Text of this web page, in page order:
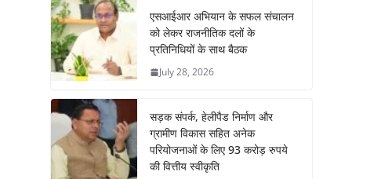
एसआईआर अभियान के सफल संचालन
को लेकर राजनीतिक दलों के
प्रतिनिधियों के साथ बैठक
July 28, 2026
सड़क संपर्क, हेलीपैड निर्माण और
ग्रामीण विकास सहित अनेक
परियोजनाओं के लिए 93 करोड़ रुपये
की वित्तीय स्वीकृति